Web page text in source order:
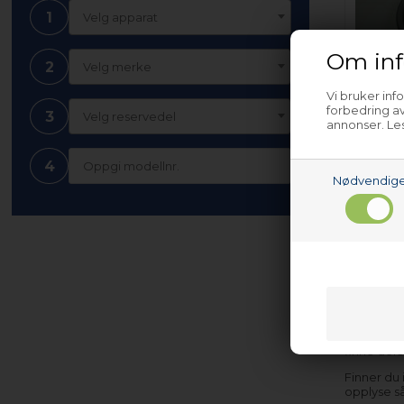
Om
Vi bruker
forbedring
annonser.
1 Velg apparat
2 Velg merke
3 Velg reservedel
4
tilfeller
Finner du
opplyse